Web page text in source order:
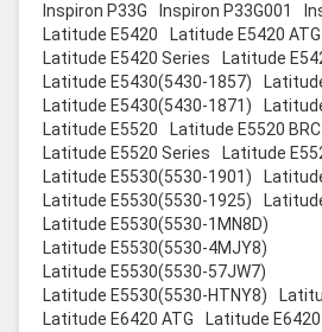
Inspiron P33G
Inspiron P33G001
Latitude E5420
Latitude E5420 ATG
Latitude E5420 Series
Latitude
Latitude E5430(5430-1857)
Latitude E5430(5430-1871)
Latitude E5520
Latitude E5520 BRC
Latitude E5520 Series
Latitude
Latitude E5530(5530-1901)
Latitude E5530(5530-1925)
Latitude E5530(5530-1MN8D)
Latitude E5530(5530-4MJY8)
Latitude E5530(5530-57JW7)
Latitude E5530(5530-HTNY8)
Latitude E6420 ATG
Latitude